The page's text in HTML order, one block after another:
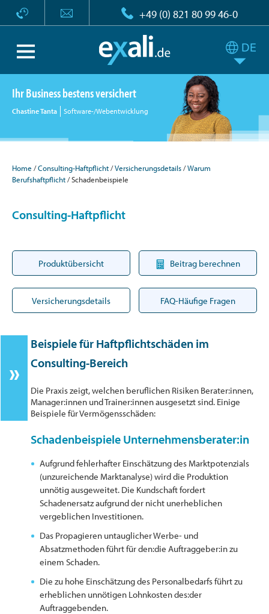
+49 (0) 821 80 99 46-0
Ihr Business bestens versichert
Chastine Tanta Software-/Webentwicklung
Home Consulting-Haftpflicht Versicherungsdetails
Warum
Berufshaftpflicht
Schadenbeispiele
Consulting-Haftpflicht
Produktübersicht Beitrag berechnen
Versicherungsdetails FAQ-Häufige Fragen
Beispiele für Haftpflichtschäden im
Consulting-Bereich
Die Praxis zeigt, welchen beruflichen Risiken Berater:innen,
Manager:innen und Trainer:innen ausgesetzt sind. Einige
Beispiele für Vermögensschäden:
Schadenbeispiele Unternehmensberater:in
Aufgrund fehlerhafter Einschätzung des Marktpotenzials
(unzureichende Marktanalyse) wird die Produktion
unnötig ausgeweitet. Die Kundschaft fordert
Schadenersatz aufgrund der nicht unerheblichen
vergeblichen Investitionen.
Das Propagieren untauglicher Werbe- und
Absatzmethoden führt für den:die Auftraggeber:in zu
einem Schaden.
Die zu hohe Einschätzung des Personalbedarfs führt zu
erheblichen unnötigen Lohnkosten des:der
Auftraggebenden.